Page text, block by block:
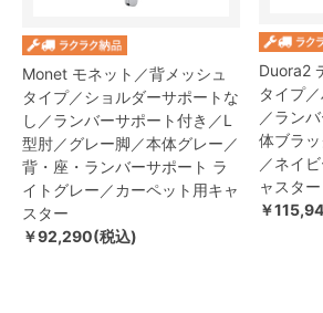
Monet モネット／背メッシュ
タイプ／ショルダーサポートな
し／ランバーサポート付き／L
型肘／グレー脚／本体グレー／
背・座・ランバーサポート ラ
イトグレー／カーペット用キャ
スター
￥92,290(税込)
Duora2
タイプ
／ラン
体ブラ
／ネイ
ャスター
￥